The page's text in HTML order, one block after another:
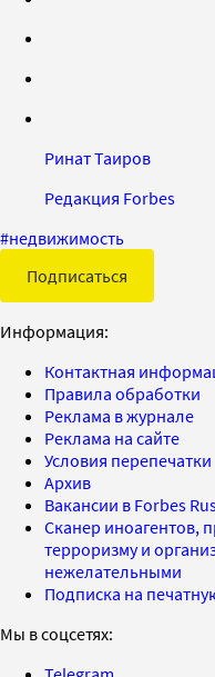
Ринат Таиров
Редакция Forbes
#недвижимость
Подписаться
Информация:
Контактная
Правила обработки
Реклама в журнале
Реклама на сайте
Условия перепечатки
Архив
Вакансии в Forbes
Сканер иноагентов,
терроризму и
нежелательными
Подписка на
Мы в соцсетях: